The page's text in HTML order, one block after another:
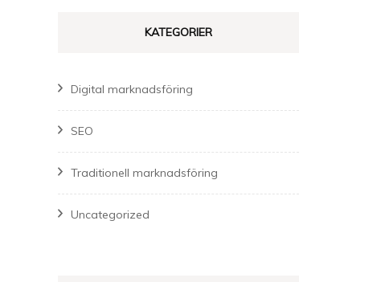
KATEGORIER
Digital marknadsföring
SEO
Traditionell marknadsföring
Uncategorized